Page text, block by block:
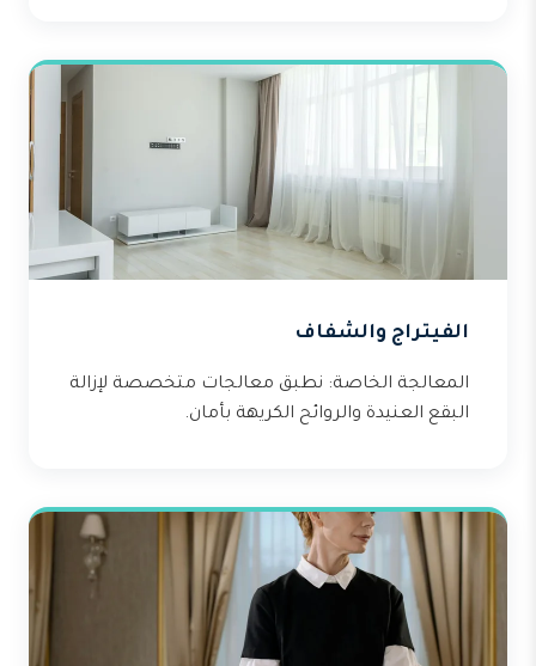
الفيتراج والشفاف
المعالجة الخاصة: نطبق معالجات متخصصة لإزالة
البقع العنيدة والروائح الكريهة بأمان.